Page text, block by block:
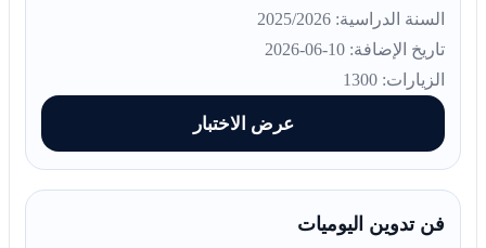
السنة الدراسية: 2025/2026
تاريخ الإضافة: 10-06-2026
الزيارات: 1300
عرض الاختبار
فن تدوين اليوميات